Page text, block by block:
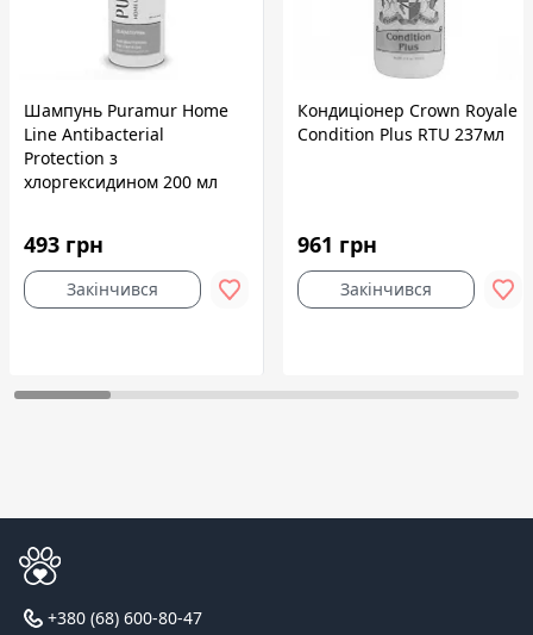
Шампунь Puramur Home
Line Antibacterial
Protection з
хлоргексидином 200 мл
493 грн
Закінчився
Кондиціонер Crown Royale
Condition Plus RTU 237мл
961 грн
Закінчився
+380 (68) 600-80-47